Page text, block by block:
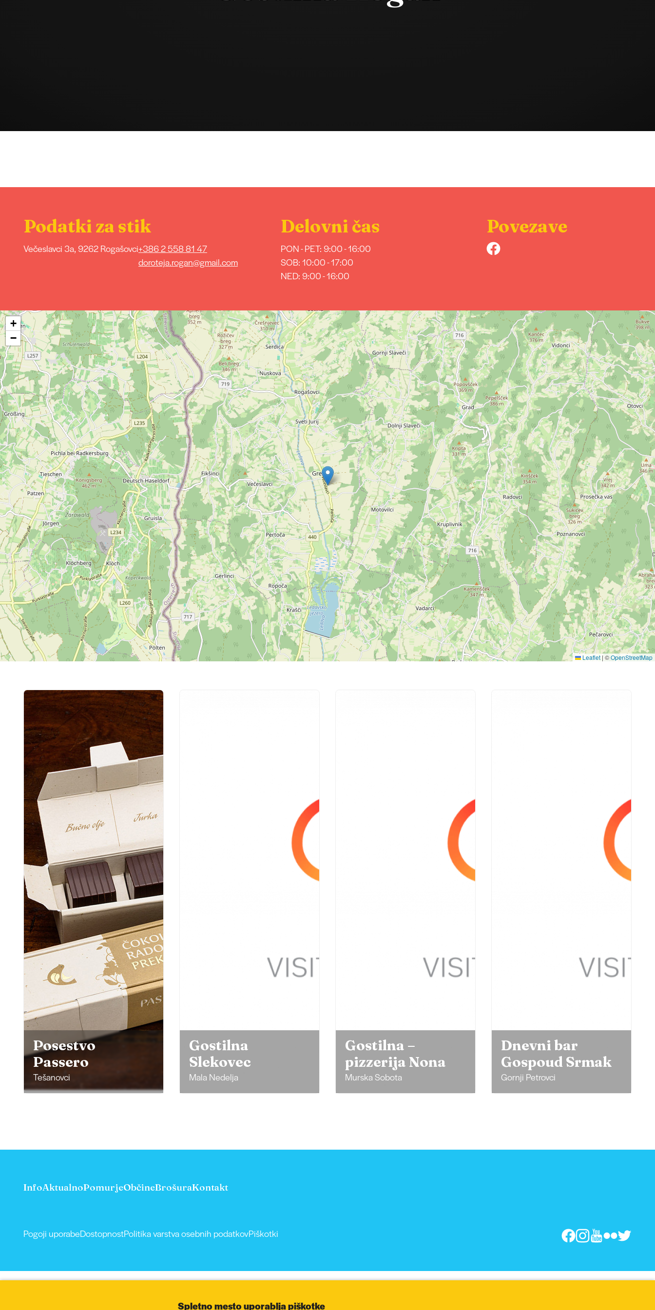
Podatki za stik
Večeslavci 3a, 9262 Rogašovci+386 2 558 81 47
doroteja.rogan@gmail.com
Delovni čas
PON - PET: 9:00 - 16:00
SOB: 10:00 - 17:00
NED: 9:00 - 16:00
Povezave
+
−
Leaflet | ©OpenStreetMap
Posestvo
Passero
Tešanovci
Gostilna
Slekovec
Mala Nedelja
Gostilna –
pizzerija Nona
Murska Sobota
Dnevni bar
Gospoud Srmak
Gornji Petrovci
InfoAktualnoPomurjeObčineBrošuraKontakt
Pogoji uporabeDostopnostPolitika varstva osebnih podatkovPiškotki
Spletno mesto uporablja piškotke